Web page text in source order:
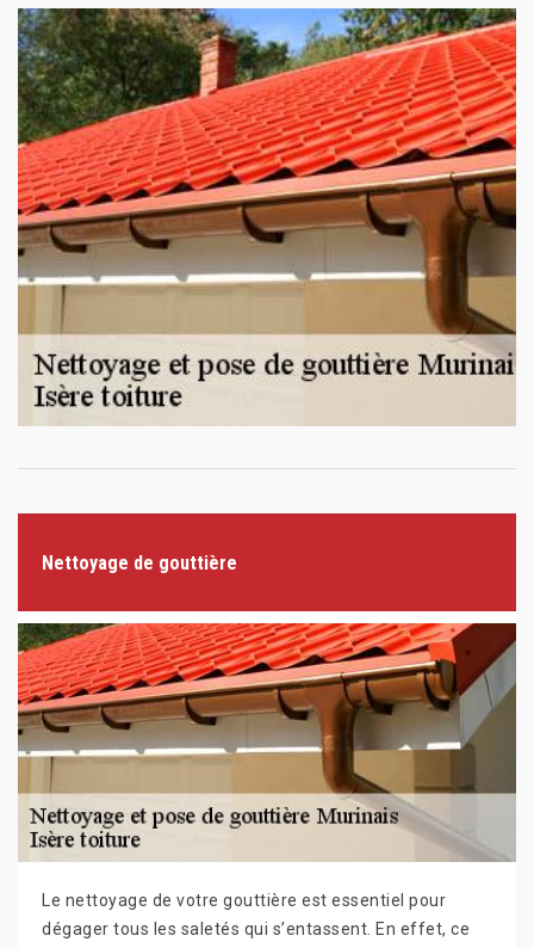
Nettoyage de gouttière
Le nettoyage de votre gouttière est essentiel pour
dégager tous les saletés qui s’entassent. En effet, ce